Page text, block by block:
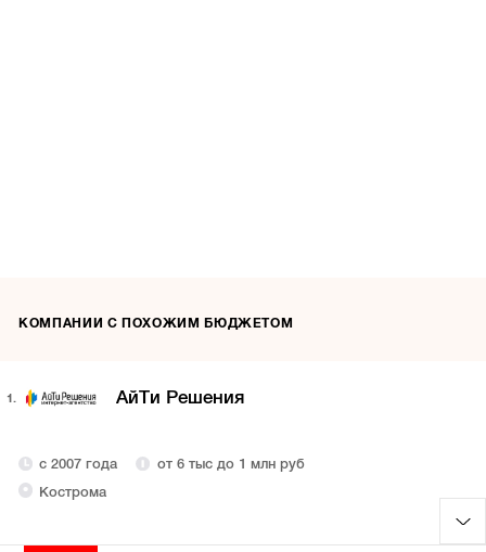
КОМПАНИИ С ПОХОЖИМ БЮДЖЕТОМ
1. АйТи Решения
с 2007 года
от 6 тыс до 1 млн руб
Кострома